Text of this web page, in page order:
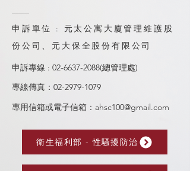
申訴單位 : 元太公寓大廈管理維護股
份公司、元大保全股份有限公司
專線傳真：02-2979-1079
衛生福利部 - 性騷擾防治
申訴專線 : 02-6637-2088(總管理處)
專用信箱或電子信箱： ahsc100@gmail.com